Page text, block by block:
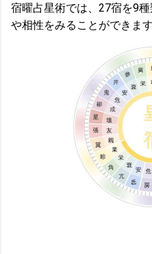
宿曜占星術では、27宿を9
や相性をみることができます